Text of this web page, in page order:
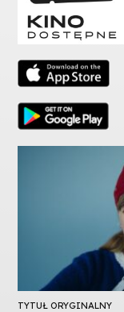
TYTUŁ ORYGINALNY